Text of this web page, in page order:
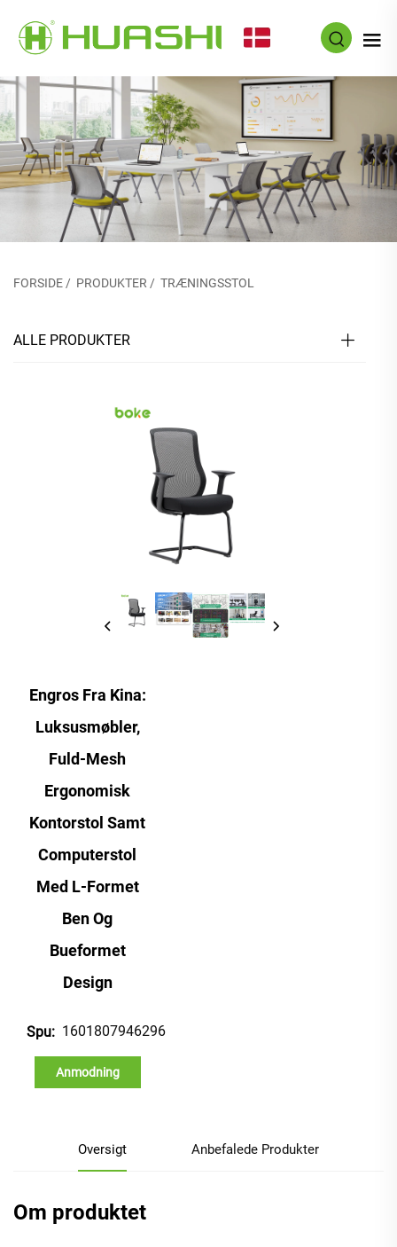
FORSIDE / PRODUKTER / TRÆNINGSSTOL
ALLE PRODUKTER
Engros Fra Kina:
Luksusmøbler,
Fuld-Mesh
Ergonomisk
Kontorstol Samt
Computerstol
Med L-Formet
Ben Og
Bueformet
Design
Spu: 1601807946296
Anmodning
Oversigt Anbefalede Produkter
Om produktet